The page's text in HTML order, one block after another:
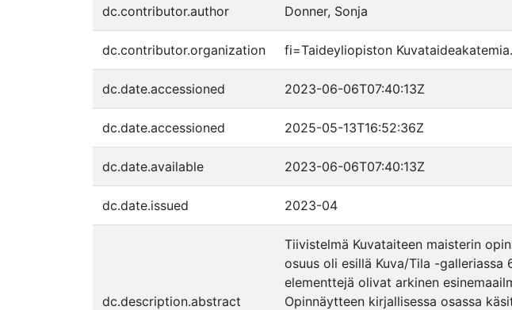
dc.contributor.author Donner, Sonja
dc.contributor.organization fi=Taideyliopiston
dc.date.accessioned 2023-06-06T07:40:13Z
dc.date.accessioned 2025-05-13T16:52:36Z
dc.date.available 2023-06-06T07:40:13Z
dc.date.issued 2023-04
dc.description.abstract
Tiivistelmä Kuvataiteen maisterin
osuus oli esillä Kuva/Tila -
elementtejä olivat arkinen
Opinnäytteen kirjallisessa osassa